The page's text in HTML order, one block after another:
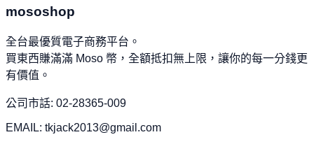
mososhop
全台最優質電子商務平台。
買東西賺滿滿 Moso 幣，全額抵扣無上限，讓你的每一分錢更
有價值。
公司市話: 02-28365-009
EMAIL: tkjack2013@gmail.com